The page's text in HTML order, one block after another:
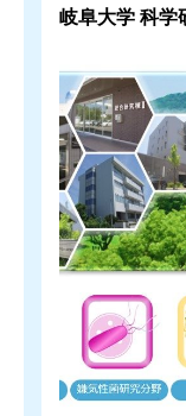
岐阜大学 科学